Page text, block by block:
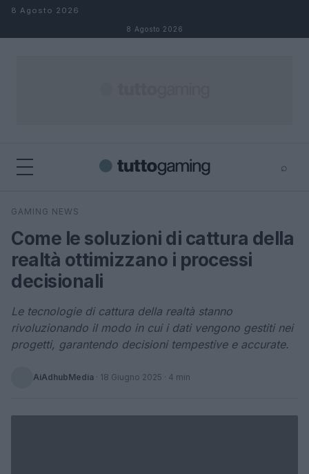
Salta al contenuto
8 Agosto 2026
8 Agosto 2026
⌕
Cerca
GAMING NEWS
Come le soluzioni di cattura della
realtà ottimizzano i processi
decisionali
Le tecnologie di cattura della realtà stanno
rivoluzionando il modo in cui i dati vengono gestiti nei
progetti, garantendo decisioni tempestive e accurate.
AiAdhubMedia · 18 Giugno 2025 · 4 min